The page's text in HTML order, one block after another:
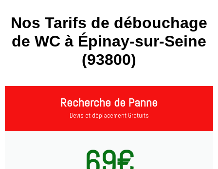
Nos Tarifs de débouchage
de WC à Épinay-sur-Seine
(93800)
Recherche de Panne
Devis et déplacement Gratuits